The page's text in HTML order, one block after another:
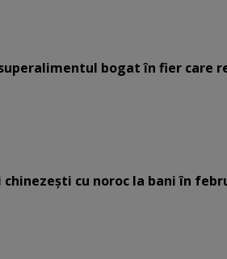
bogat în fier care
cu noroc la bani în